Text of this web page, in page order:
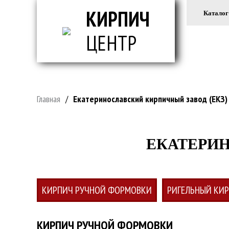
КИРПИЧ
ЦЕНТР
Каталог
Главная / Екатеринославский кирпичный завод (ЕКЗ)
КИРПИЧ РУЧНОЙ ФОРМОВКИ РИГЕЛЬНЫЙ
КИРПИЧ РУЧНОЙ ФОРМОВКИ